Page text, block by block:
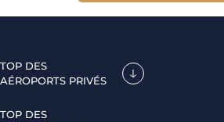
TOP DES
AÉROPORTS PRIVÉS
TOP DES